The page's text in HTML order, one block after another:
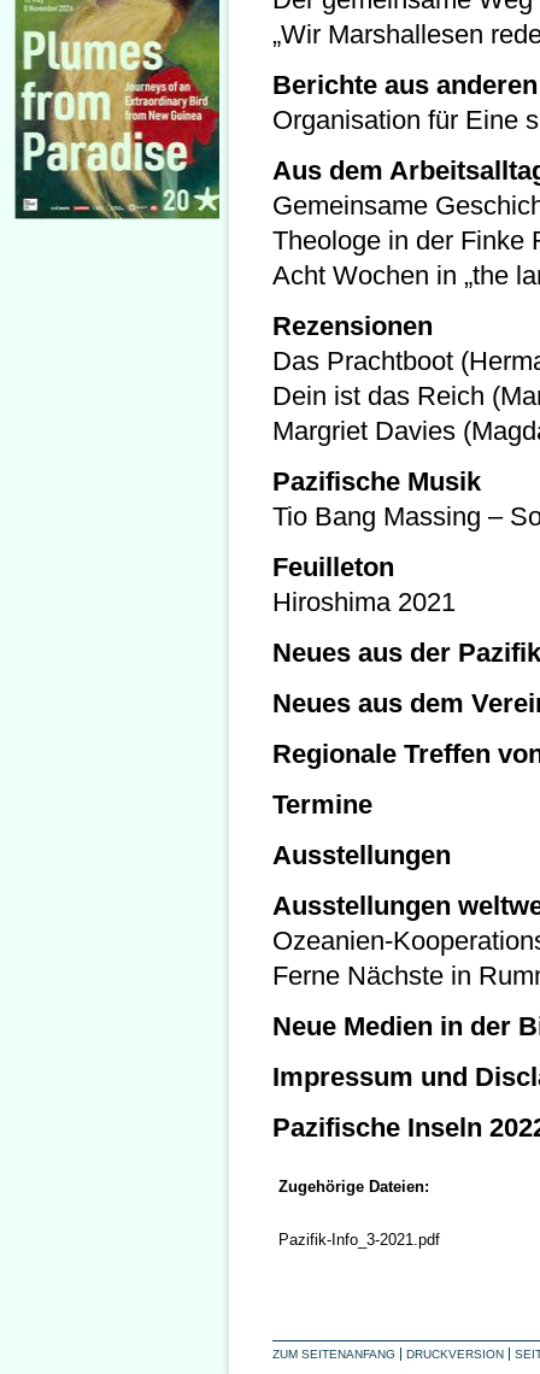
„Wir Marshallesen
Berichte aus
Organisation für Eine
Aus dem
Gemeinsame
Theologe in der Finke
Acht Wochen in „the
Rezensionen
Das Prachtboot
Dein ist das Reich
Margriet Davies
Pazifische Musik
Tio Bang Massing –
Feuilleton
Hiroshima 2021
Neues aus der
Neues aus dem
Regionale Treffen
Termine
Ausstellungen
Ausstellungen
Ozeanien-
Ferne Nächste in
Neue Medien in der
Impressum und
Pazifische Inseln
Zugehörige Dateien:
Pazifik-Info_3-2021.pdf
ZUM SEITENANFANG DRUCKVERSION